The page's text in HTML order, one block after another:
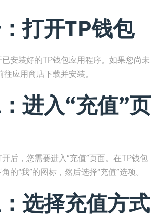
打开TP钱包
安装好的TP钱包应用程序。如果您尚未
应用商店下载并安装。
进入“充值”页
后，您需要进入“充值”页面。在TP钱包
的“我”的图标，然后选择“充值”选项。
选择充值方式